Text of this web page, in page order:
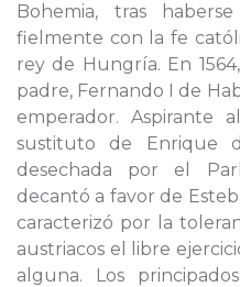
Bohemia, tras
fielmente con la fe
rey de Hungría. En
padre, Fernando I de
emperador. Aspirante
sustituto de Enrique
desechada por el
decantó a favor de
caracterizó por la
austriacos el libre
alguna. Los